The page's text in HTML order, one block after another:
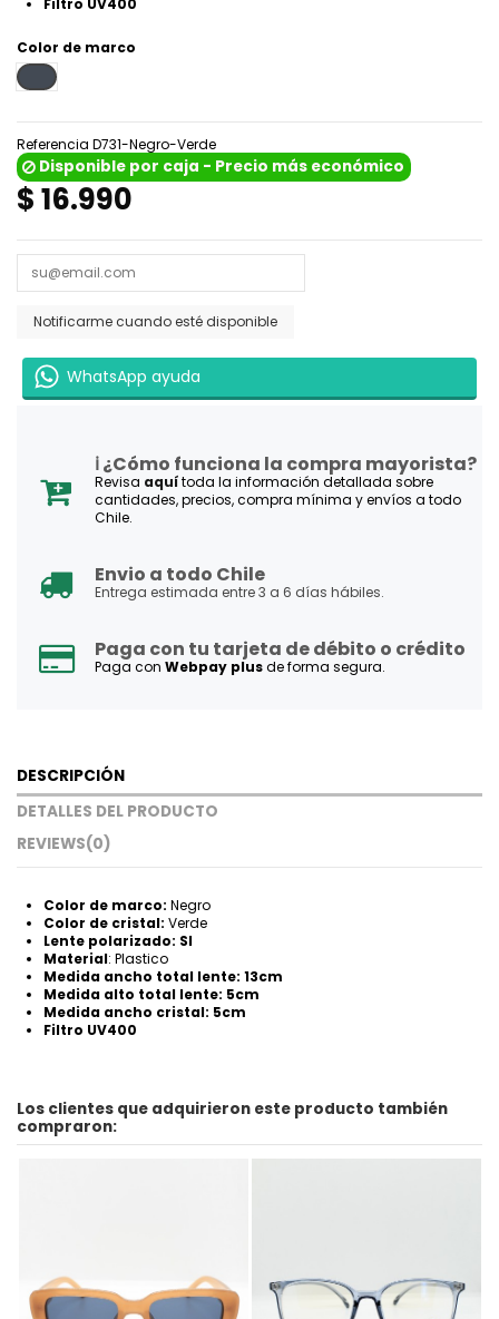
Color de marco
Negro
Referencia D731-Negro-Verde
Disponible por caja - Precio más económico
$ 16.990
WhatsApp ayuda
ℹ️ ¿Cómo funciona la compra mayorista?
Revisa aquítoda la información detallada sobre
cantidades, precios, compra mínima y envíos a todo
Chile.
Envio a todo Chile
Entrega estimada entre 3 a 6 días hábiles.
Paga con tu tarjeta de débito o crédito
Paga con Webpay plusde forma segura.
DESCRIPCIÓN
DETALLES DEL PRODUCTO
REVIEWS(0)
Color de marco: Negro
Color de cristal: Verde
Lente polarizado: SI
Material: Plastico
Medida ancho total lente: 13cm
Medida alto total lente: 5cm
Medida ancho cristal: 5cm
Filtro UV400
Los clientes que adquirieron este producto también
compraron: